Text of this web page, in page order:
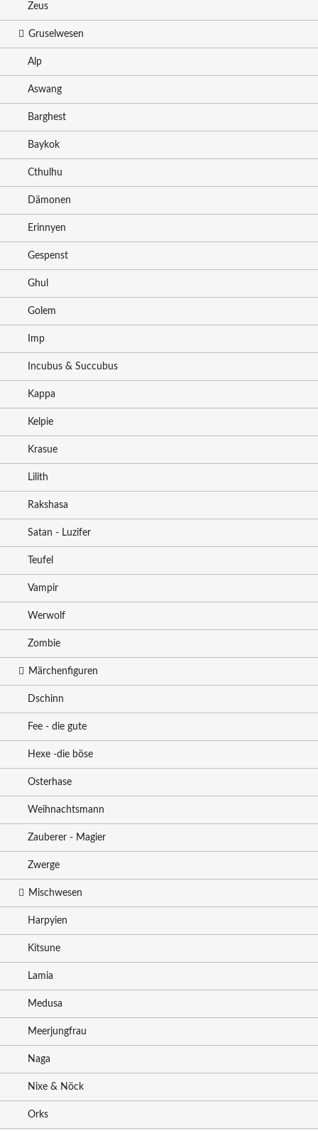
Zeus
Gruselwesen
Alp
Aswang
Barghest
Baykok
Cthulhu
Dämonen
Erinnyen
Gespenst
Ghul
Golem
Imp
Incubus & Succubus
Kappa
Kelpie
Krasue
Lilith
Rakshasa
Satan - Luzifer
Teufel
Vampir
Werwolf
Zombie
Märchenfiguren
Dschinn
Fee - die gute
Hexe -die böse
Osterhase
Weihnachtsmann
Zauberer - Magier
Zwerge
Mischwesen
Harpyien
Kitsune
Lamia
Medusa
Meerjungfrau
Naga
Nixe & Nöck
Orks